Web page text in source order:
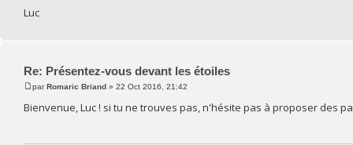
Luc
Re: Présentez-vous devant les étoiles
parRomaric Briand » 22 Oct 2016, 21:42
Bienvenue, Luc ! si tu ne trouves pas, n'hésite pas à proposer des